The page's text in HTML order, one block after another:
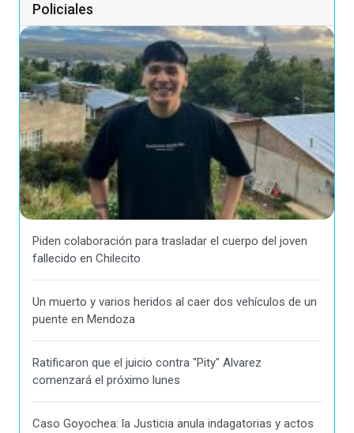
Policiales
Piden colaboración para trasladar el cuerpo del joven
fallecido en Chilecito
Un muerto y varios heridos al caer dos vehículos de un
puente en Mendoza
Ratificaron que el juicio contra "Pity" Alvarez
comenzará el próximo lunes
Caso Goyochea: la Justicia anula indagatorias y actos